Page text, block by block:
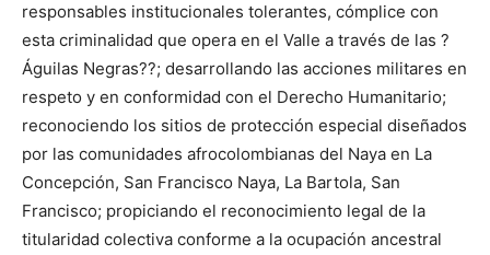
responsables institucionales tolerantes, cómplice con
esta criminalidad que opera en el Valle a través de las ?
Águilas Negras??; desarrollando las acciones militares en
respeto y en conformidad con el Derecho Humanitario;
reconociendo los sitios de protección especial diseñados
por las comunidades afrocolombianas del Naya en La
Concepción, San Francisco Naya, La Bartola, San
Francisco; propiciando el reconocimiento legal de la
titularidad colectiva conforme a la ocupación ancestral